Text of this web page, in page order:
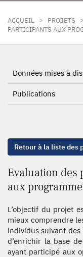
ACCUEIL > PROJETS >
PARTICIPANTS AUX
Données mises à
Publications
Retour à la liste des
Evaluation des
aux
L’objectif du projet
mieux comprendre
individus suivant des
d’enrichir la base
ayant participé aux